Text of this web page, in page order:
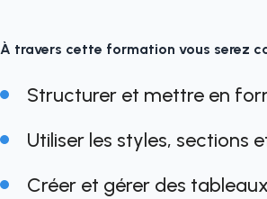
À travers cette formation vous serez
Structurer et mettre en
Utiliser les styles, sections
Créer et gérer des